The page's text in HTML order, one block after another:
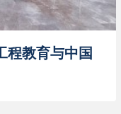
程教育与中国